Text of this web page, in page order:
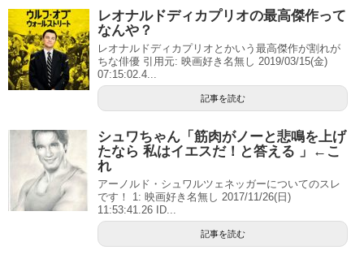
レオナルドディカプリオの最高傑作って
なんや？
レオナルドディカプリオとかいう最高傑作が割れが
ちな俳優 引用元: 映画好き名無し 2019/03/15(金)
07:15:02.4...
記事を読む
シュワちゃん「筋肉がノーと悲鳴を上げ
たなら 私はイエスだ！と答える 」←こ
れ
アーノルド・シュワルツェネッガーについてのスレ
です！ 1: 映画好き名無し 2017/11/26(日)
11:53:41.26 ID...
記事を読む